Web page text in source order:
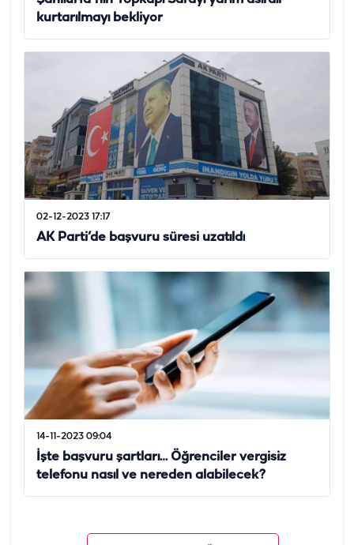
kurtarılmayı bekliyor
02-12-2023 17:17
AK Parti’de başvuru süresi uzatıldı
14-11-2023 09:04
İşte başvuru şartları… Öğrenciler vergisiz
telefonu nasıl ve nereden alabilecek?